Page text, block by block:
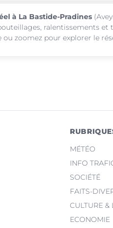
à La Bastide-Pradines
ralentissements et
ou zoomez pour explorer le
MÉTÉO
INFO
SOCIÉTÉ
FAITS-
CULTURE &
ECONOMIE